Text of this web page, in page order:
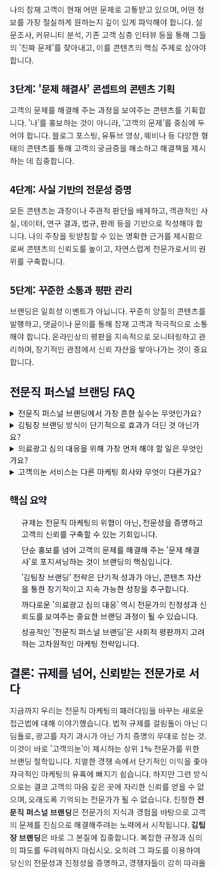
나의 잠재 고객이 현재 어떤 문제로 고통받고 있으며, 어떤 정
보를 가장 절실하게 원하는지 깊이 있게 파악해야 합니다. 설
문조사, 커뮤니티 분석, 기존 고객 심층 인터뷰 등을 통해 그들
의 '진짜 문제'를 찾아내고, 이를 콘텐츠의 핵심 주제로 삼아야
합니다.
3단계: '문제 해결사' 콘셉트의 콘텐츠 기획
고객의 문제를 해결해 주는 과정을 보여주는 콘텐츠를 기획합
니다. '나'를 홍보하는 것이 아니라, '고객의 문제'를 중심에 두
어야 합니다. 블로그 포스팅, 유튜브 영상, 웨비나 등 다양한 형
태의 콘텐츠를 통해 고객의 궁금증을 해소하고 해결책을 제시
하는 데 집중합니다.
4단계: 사실 기반의 전문성 증명
모든 콘텐츠는 과장이나 주관적 판단을 배제하고, 객관적인 사
실, 데이터, 연구 결과, 법규, 판례 등을 기반으로 작성해야 합
니다. 나의 주장을 뒷받침할 수 있는 명확한 근거를 제시함으
로써 콘텐츠의 신뢰도를 높이고, 자연스럽게 전문가로서의 권
위를 구축합니다.
5단계: 꾸준한 소통과 평판 관리
브랜딩은 일회성 이벤트가 아닙니다. 꾸준히 양질의 콘텐츠를
발행하고, 댓글이나 문의를 통해 잠재 고객과 적극적으로 소통
해야 합니다. 온라인상의 평판을 지속적으로 모니터링하고 관
리하며, 장기적인 관점에서 신뢰 자산을 쌓아나가는 것이 중요
합니다.
전문직 퍼스널 브랜딩 FAQ
전문직 퍼스널 브랜딩에서 가장 흔한 실수는 무엇인가요?
김팀장 브랜딩 방식이 단기적으로 효과가 더딘 것 아닌가
요?
의료광고 심의 대응을 위해 가장 먼저 해야 할 일은 무엇인
가요?
고객의눈 서비스는 다른 마케팅 회사와 무엇이 다른가요?
핵심 요약
규제는 전문직 마케팅의 위협이 아닌, 전문성을 증명하고
고객의 신뢰를 구축할 수 있는 기회입니다.
단순 홍보를 넘어 고객의 문제를 해결해 주는 '문제 해결
사'로 포지셔닝하는 것이 브랜딩의 핵심입니다.
'김팀장 브랜딩' 전략은 단기적 성과가 아닌, 콘텐츠 자산
을 통한 장기적이고 지속 가능한 성장을 추구합니다.
까다로운 '의료광고 심의 대응' 역시 전문가의 진정성과 신
뢰도를 보여주는 중요한 브랜딩 과정이 될 수 있습니다.
성공적인 '전문직 퍼스널 브랜딩'은 사회적 평판까지 고려
하는 고차원적인 마케팅 전략입니다.
결론: 규제를 넘어, 신뢰받는 전문가로 서
다
지금까지 우리는 전문직 마케팅의 패러다임을 바꾸는 새로운
접근법에 대해 이야기했습니다. 법적 규제를 걸림돌이 아닌 디
딤돌로, 광고를 자기 과시가 아닌 가치 증명의 무대로 삼는 것.
이것이 바로 '고객의눈'이 제시하는 상위 1% 전문가를 위한
브랜딩 철학입니다. 치열한 경쟁 속에서 단기적인 이익을 좇아
자극적인 마케팅의 유혹에 빠지기 쉽습니다. 하지만 그런 방식
으로는 결코 고객의 마음 깊은 곳에 자리한 신뢰를 얻을 수 없
으며, 오래도록 기억되는 전문가가 될 수 없습니다. 진정한전
문직 퍼스널 브랜딩은 전문가의 지식과 경험을 바탕으로 고객
의 문제를 진심으로 해결해주려는 노력에서 시작됩니다.김팀
장 브랜딩은 바로 그 본질에 집중합니다. 복잡한 규정과 심의
의 파도를 두려워하지 마십시오. 오히려 그 파도를 이용하여
당신의 전문성과 진정성을 증명하고, 경쟁자들이 감히 따라올